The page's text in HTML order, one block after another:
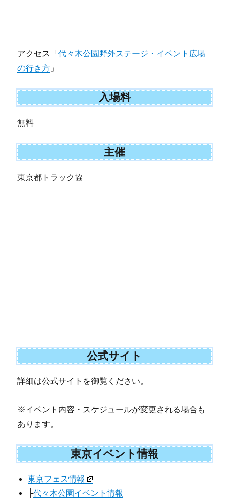
アクセス「代々木公園野外ステージ・イベント広場
の行き方 」
入場料
無料
主催
東京都トラック協
公式サイト
詳細は公式サイトを御覧ください。
※イベント内容・スケジュールが変更される場合も
あります。
東京イベント情報
東京フェス情報
├代々木公園イベント情報